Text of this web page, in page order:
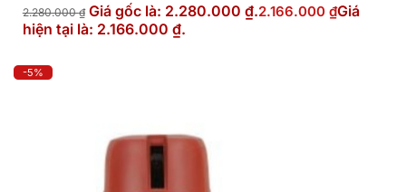
2.280.000₫ Giá gốc là: 2.280.000 ₫.2.166.000 ₫Giá
hiện tại là: 2.166.000 ₫.
-5%